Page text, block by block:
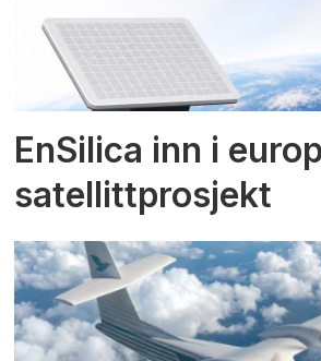
EnSilica inn i
satellittprosjekt